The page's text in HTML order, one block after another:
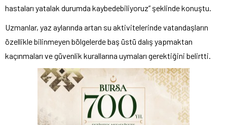
hastaları yatalak durumda kaybedebiliyoruz” şeklinde konuştu.
Uzmanlar, yaz aylarında artan su aktivitelerinde vatandaşların
özellikle bilinmeyen bölgelerde baş üstü dalış yapmaktan
kaçınmaları ve güvenlik kurallarına uymaları gerektiğini belirtti.